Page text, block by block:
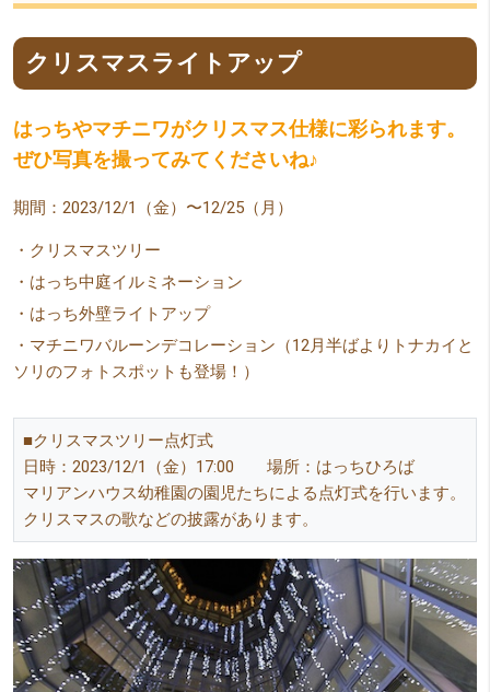
クリスマスライトアップ
はっちやマチニワがクリスマス仕様に彩られます。
ぜひ写真を撮ってみてくださいね♪
期間：2023/12/1（金）〜12/25（月）
・クリスマスツリー
・はっち中庭イルミネーション
・はっち外壁ライトアップ
・マチニワバルーンデコレーション（12月半ばよりトナカイと
ソリのフォトスポットも登場！）
■クリスマスツリー点灯式
日時：2023/12/1（金）17:00 場所：はっちひろば
マリアンハウス幼稚園の園児たちによる点灯式を行います。
クリスマスの歌などの披露があります。